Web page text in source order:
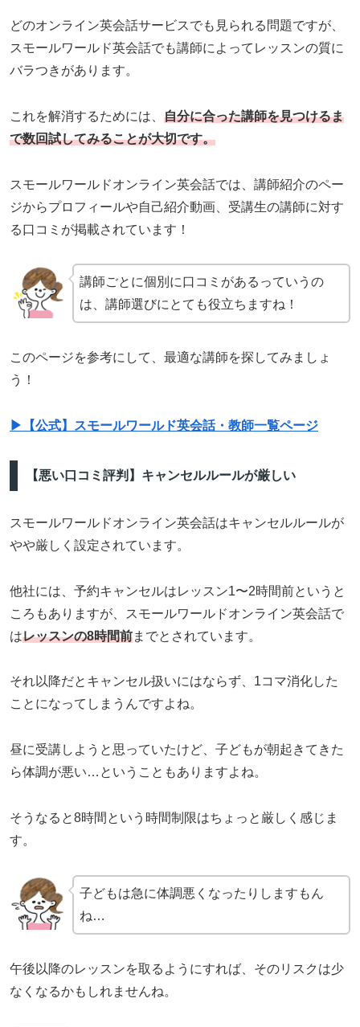
どのオンライン英会話サービスでも見られる問題ですが、
スモールワールド英会話でも講師によってレッスンの質に
バラつきがあります。
これを解消するためには、 自分に合った講師を見つけるま
で数回試してみることが大切です。
スモールワールドオンライン英会話では、講師紹介のペー
ジからプロフィールや自己紹介動画、受講生の講師に対す
る口コミが掲載されています！
講師ごとに個別に口コミがあるっていうの
は、講師選びにとても役立ちますね！
このページを参考にして、最適な講師を探してみましょ
う！
▶【公式】スモールワールド英会話・教師一覧ページ
【悪い口コミ評判】キャンセルルールが厳しい
スモールワールドオンライン英会話はキャンセルルールが
やや厳しく設定されています。
他社には、予約キャンセルはレッスン1〜2時間前というと
ころもありますが、スモールワールドオンライン英会話で
はレッスンの8時間前までとされています。
それ以降だとキャンセル扱いにはならず、1コマ消化した
ことになってしまうんですよね。
昼に受講しようと思っていたけど、子どもが朝起きてきた
ら体調が悪い…ということもありますよね。
そうなると8時間という時間制限はちょっと厳しく感じま
す。
子どもは急に体調悪くなったりしますもん
ね…
午後以降のレッスンを取るようにすれば、そのリスクは少
なくなるかもしれませんね。